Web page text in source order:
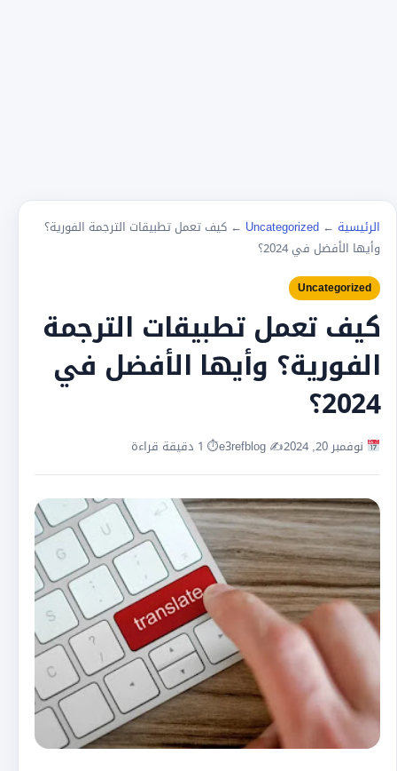
الرئيسية ←
Uncategorized
← كيف تعمل تطبيقات الترجمة الفورية؟
وأيها الأفضل في 2024؟
Uncategorized
كيف تعمل تطبيقات الترجمة
الفورية؟ وأيها الأفضل في
2024؟
نوفمبر 20, 2024 ✍️ e3refblog ⏱ 1 دقيقة قراءة